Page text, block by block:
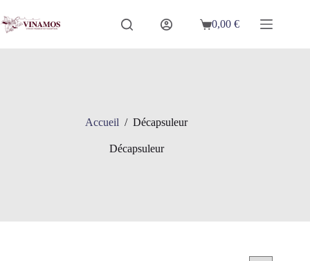
au
contenu
Panier
0,00€
Accueil / Décapsuleur
Décapsuleur